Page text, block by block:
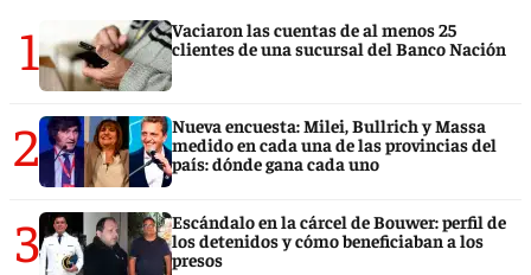
1
Vaciaron las cuentas de al menos 25
clientes de una sucursal del Banco Nación
2
Nueva encuesta: Milei, Bullrich y Massa
medido en cada una de las provincias del
país: dónde gana cada uno
3
Escándalo en la cárcel de Bouwer: perfil de
los detenidos y cómo beneficiaban a los
presos